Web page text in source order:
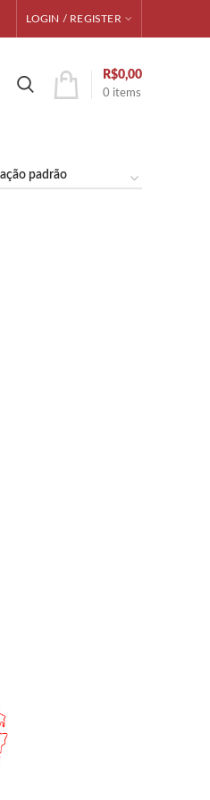
LOGIN / REGISTER
0 items
R$0,00